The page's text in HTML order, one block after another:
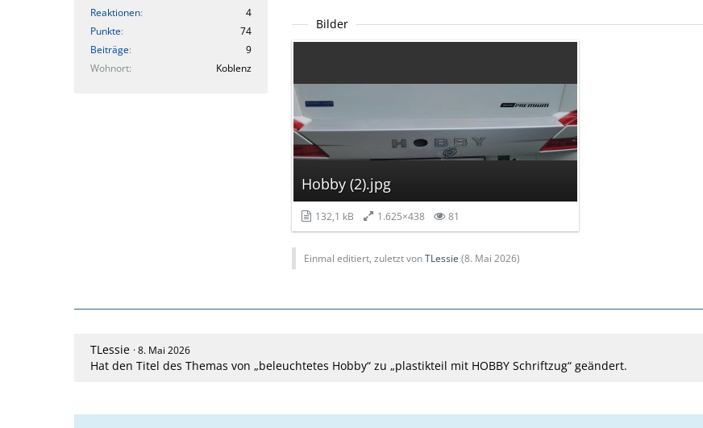
Reaktionen
4
Punkte
74
Beiträge
9
Wohnort
Koblenz
Bilder
Hobby (2).jpg
132,1 kB 1.625×438 81
Einmal editiert, zuletzt vonTLessie (8. Mai 2026)
TLessie 8. Mai 2026
Hat den Titel des Themas von „beleuchtetes Hobby“ zu „plastikteil mit HOBBY Schriftzug“ geändert.